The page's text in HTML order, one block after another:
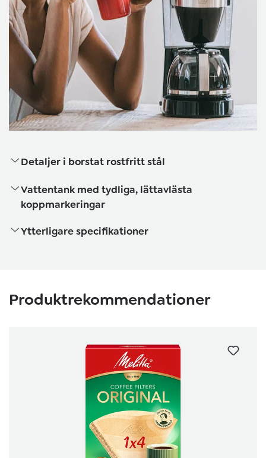
Detaljer i borstat rostfritt stål
Vattentank med tydliga, lättavlästa
koppmarkeringar
Ytterligare specifikationer
Produktrekommendationer